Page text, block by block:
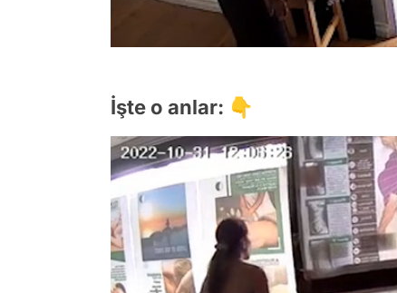
İşte o anlar: 👇